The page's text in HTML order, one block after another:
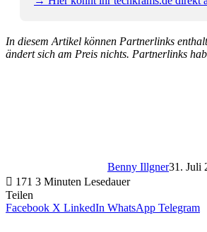
In diesem Artikel können Partnerlinks
ändert sich am Preis nichts. Partnerlinks
Benny Illgner31. Juli
171 3 Minuten Lesedauer
Teilen
Facebook X LinkedIn WhatsApp Telegram